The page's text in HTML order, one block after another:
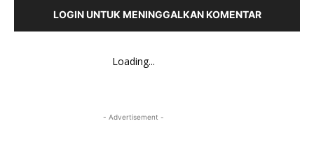
LOGIN UNTUK MENINGGALKAN KOMENTAR
Loading...
- Advertisement -